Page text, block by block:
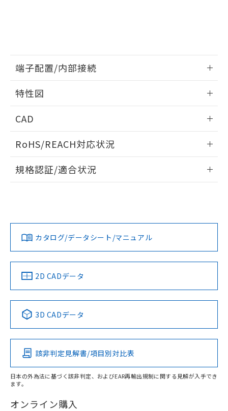
端子配置/内部接続
端子配置/内部接続
特性図
開閉容量
CAD
ドすることができます。
ログイン/会員登録
ダウンロードデータをご利用いただく前に、以下を必ずお読
みください。
ソフトウェアの使用条件
RoHS/REACH対応状況
EU RoHS 注意事項・凡例
対応済み
中国 RoHS 注意事項・凡例
Pb Hg Cd Cr(VI)
O
在庫等で未対応品が混在する可能性があります。
規格認証/適合状況
LR型式承認
（イギリス
船舶規格）
DNV型式承認
（ノルウェー
BV型式承認
（フランス
KR型式
（韓国
No No No No
この製品の規格認証/適合状況ページへ
その他の認証はこちらのページからご検索ください
カタログ/データシート/マニュアル
2D CADデータ
3D CADデータ
該非判定見解書/項目別対比表
日本の外為法に基づく該非判定、およびEAR再輸出規制に関する見解が入手でき
ます。
オンライン購入
欄に対応日を記載しておりました。
既に当社にて対応品への在庫切替を完了
していることから、特段のことがない限
り、2022年1月12日より割愛しておりま
す。